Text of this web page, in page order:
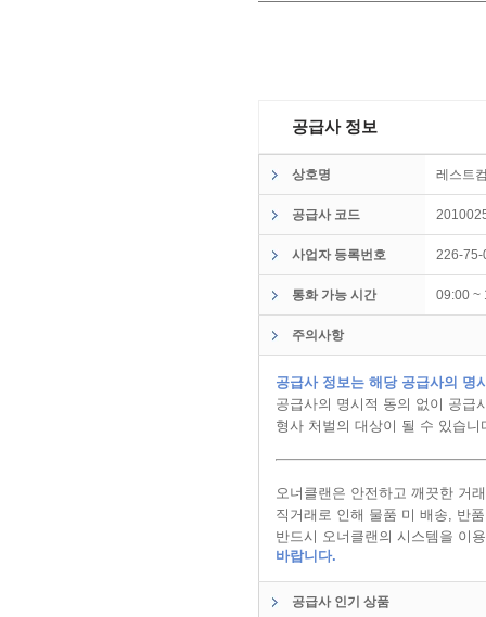
공급사 정보
상호명 레스트
공급사 코드
사업자 등록번호 226-75-
통화 가능 시간 09:00
주의사항
공급사 정보는 해당 공급사의 명
공급사의 명시적 동의 없이 공급
형사 처벌의 대상이 될 수 있습니
오너클랜은 안전하고 깨끗한 거
직거래로 인해 물품 미 배송, 반
반드시 오너클랜의 시스템을 이
바랍니다.
공급사 인기 상품